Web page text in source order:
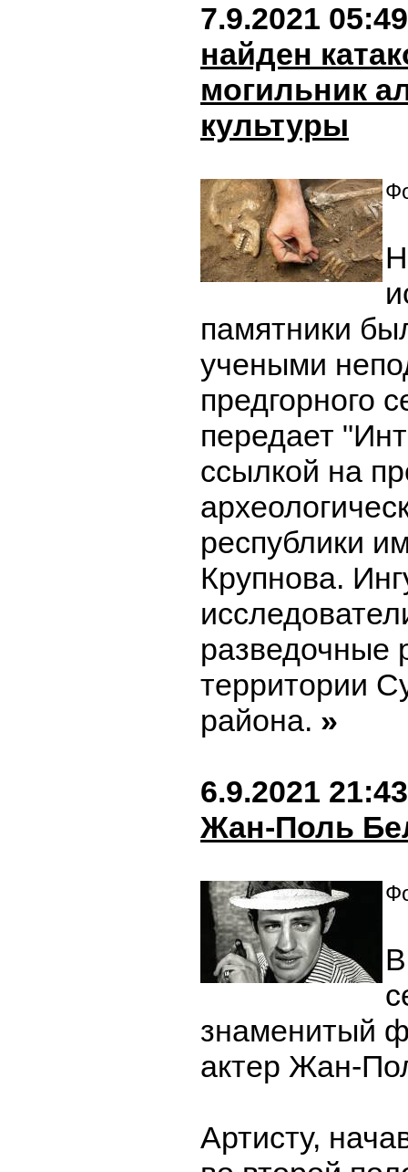
7.9.2021 05:49
найден
могильник
культуры
памятники
учеными
предгорного
передает
ссылкой на
республики
Крупнова.
разведочные
территории
района. »
6.9.2021 21:43
Жан-Поль
знаменитый
актер Жан-
Артисту,